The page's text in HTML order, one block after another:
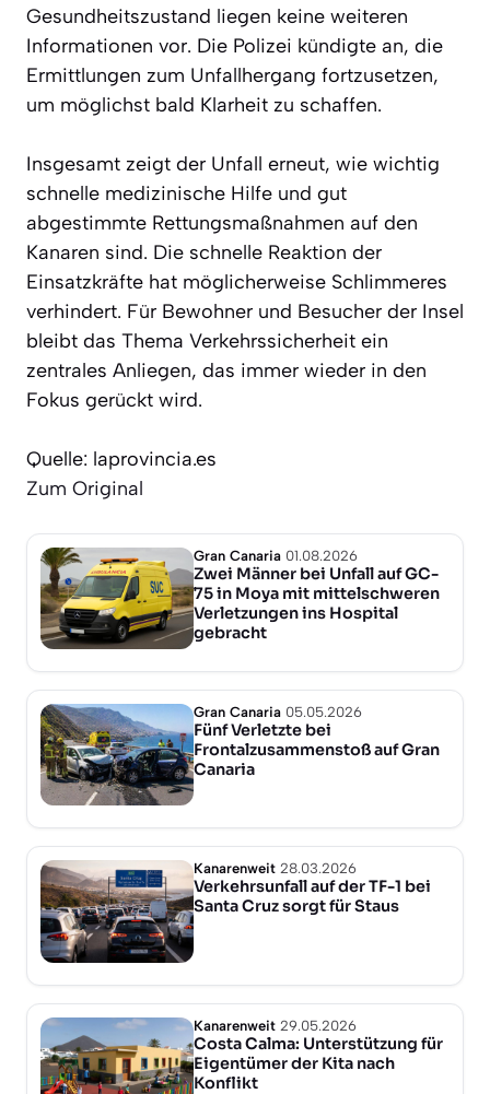
Gesundheitszustand liegen keine weiteren
Informationen vor. Die Polizei kündigte an, die
Ermittlungen zum Unfallhergang fortzusetzen,
um möglichst bald Klarheit zu schaffen.
Insgesamt zeigt der Unfall erneut, wie wichtig
schnelle medizinische Hilfe und gut
abgestimmte Rettungsmaßnahmen auf den
Kanaren sind. Die schnelle Reaktion der
Einsatzkräfte hat möglicherweise Schlimmeres
verhindert. Für Bewohner und Besucher der Insel
bleibt das Thema Verkehrssicherheit ein
zentrales Anliegen, das immer wieder in den
Fokus gerückt wird.
Quelle: laprovincia.es
Zum Original
Gran Canaria 01.08.2026
Zwei Männer bei Unfall auf GC-
75 in Moya mit mittelschweren
Verletzungen ins Hospital
gebracht
Gran Canaria 05.05.2026
Fünf Verletzte bei
Frontalzusammenstoß auf Gran
Canaria
Kanarenweit 28.03.2026
Verkehrsunfall auf der TF-1 bei
Santa Cruz sorgt für Staus
Kanarenweit 29.05.2026
Costa Calma: Unterstützung für
Eigentümer der Kita nach
Konflikt